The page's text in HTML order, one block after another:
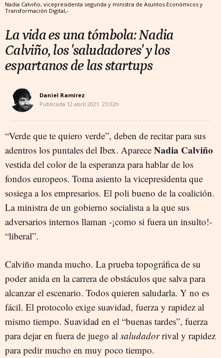
Nadia Calviño, vicepresidenta segunda y ministra de Asuntos Económicos y
Transformación Digital,-
La vida es una tómbola: Nadia
Calviño, los 'saludadores' y los
espartanos de las startups
Daniel Ramírez
Publicada 12 abril 2021 23:02h
“Verde que te quiero verde”, deben de recitar para sus
adentros los puntales del Ibex. Aparece Nadia Calviño
vestida del color de la esperanza para hablar de los
fondos europeos. Toma asiento la vicepresidenta que
sosiega a los empresarios. El poli bueno de la coalición.
La ministra de un gobierno socialista a la que sus
adversarios internos llaman -¡como si fuera un insulto!-
“liberal”.
Calviño manda mucho. La prueba topográfica de su
poder anida en la carrera de obstáculos que salva para
alcanzar el escenario. Todos quieren saludarla. Y no es
fácil. El protocolo exige suavidad, fuerza y rapidez al
mismo tiempo. Suavidad en el “buenas tardes”, fuerza
para dejar en fuera de juego al saludadorrival y rapidez
para pedir mucho en muy poco tiempo.